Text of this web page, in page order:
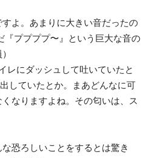
よ。あまりに大きい音だったの
ププププ〜』という巨大な音の
レにダッシュして吐いていたと
していたとか。まあどんなに可
なりますよね。その匂いは、ス
恐ろしいことをするとは驚き